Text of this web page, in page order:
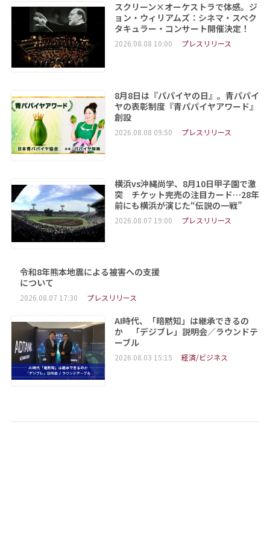
スクリーン×オーケストラで体感。ジ
ョン・ウィリアムズ：シネマ・スペク
タキュラー・コンサート開催決定！
2026.08.08 10:00 プレスリリース
8月8日は『パパイヤの日』。青パパイ
ヤの表彰制度『青パパイヤアワード』
創設
2026.08.08 09:50 プレスリリース
横浜vs沖縄尚学、8月10日甲子園で激
突 チケット完売の注目カード…28年
前にも横浜が演じた“伝説の一戦”
2026.08.07 19:00 プレスリリース
令和8年熊本地震による被害への支援
について
2026.08.07 17:30 プレスリリース
AI時代、「暗黙知」は継承できるの
か 「デジブレ」説明会／ラウンドテ
ーブル
2026.08.03 15:15 経済/ビジネス